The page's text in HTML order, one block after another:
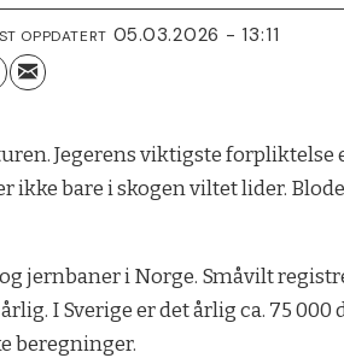
OPPDATERT 05.03.2026 - 13:11
Jegerens viktigste forpliktelse
bare i skogen viltet lider.
jernbaner i Norge. Småvilt
I Sverige er det årlig ca. 75 000
beregninger.